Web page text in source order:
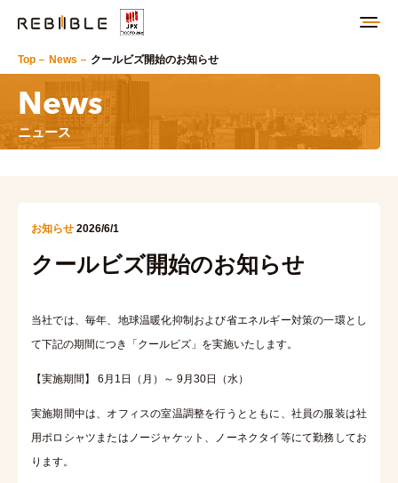
Top News クールビズ開始のお知らせ
News
ニュース
お知らせ 2026/6/1
クールビズ開始のお知らせ
当社では、毎年、地球温暖化抑制および省エネルギー対策の一環とし
て下記の期間につき「クールビズ」を実施いたします。
【実施期間】 6月1日（月）～ 9月30日（水）
実施期間中は、オフィスの室温調整を行うとともに、社員の服装は社
用ポロシャツまたはノージャケット、ノーネクタイ等にて勤務してお
ります。